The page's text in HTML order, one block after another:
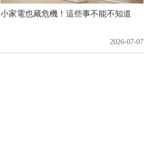
小家電也藏危機！這些事不能不知道
2026-07-07